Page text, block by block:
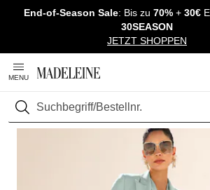
Überspringe Navigation, direkt zum
End-of-Season Sale: Bis zu 70% + 30€
30SEASON
JETZT SHOPPEN
MENU
Suchen
Startseite Mode Shirts & Tops